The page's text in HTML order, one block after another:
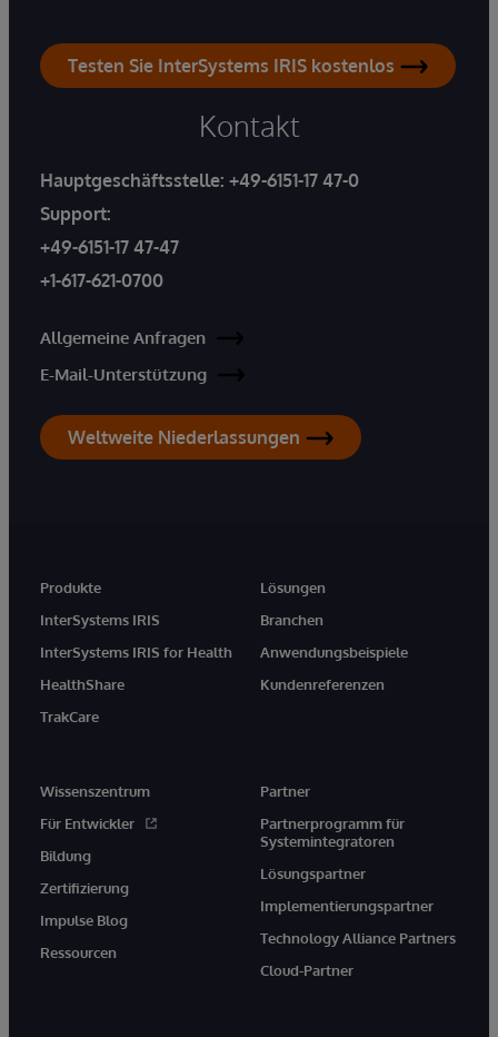
Testen Sie InterSystems IRIS kostenlos
Kontakt
Hauptgeschäftsstelle: +49-6151-17 47-0
Support:
+49-6151-17 47-47
+1-617-621-0700
Allgemeine Anfragen
E-Mail-Unterstützung
Weltweite Niederlassungen
Produkte
InterSystems IRIS
InterSystems IRIS for Health
HealthShare
TrakCare
Lösungen
Branchen
Anwendungsbeispiele
Kundenreferenzen
Wissenszentrum
Für Entwickler
Bildung
Zertifizierung
Impulse Blog
Ressourcen
Partner
Partnerprogramm für
Systemintegratoren
Lösungspartner
Implementierungspartner
Technology Alliance Partners
Cloud-Partner